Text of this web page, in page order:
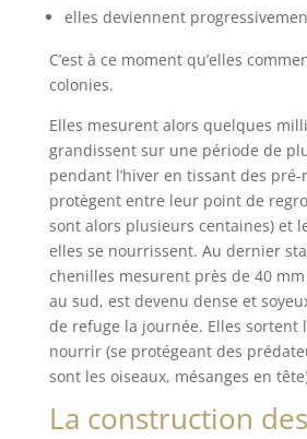
elles deviennent
C’est à ce moment qu’elles
colonies.
Elles mesurent alors quelques
grandissent sur une période de
pendant l’hiver en tissant des
protègent entre leur point de
sont alors plusieurs centaines) et
elles se nourrissent. Au dernier
chenilles mesurent près de 40
au sud, est devenu dense et
de refuge la journée. Elles sortent
nourrir (se protégeant des
sont les oiseaux, mésanges en
La construction